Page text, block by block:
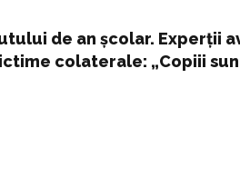
de an școlar. Experții
colaterale: „Copiii